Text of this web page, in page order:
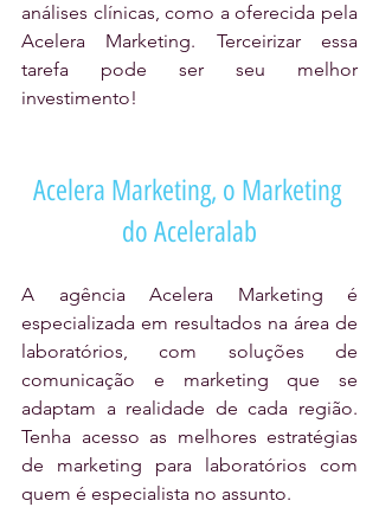
análises clínicas, como a oferecida pela
Acelera Marketing. Terceirizar essa
tarefa pode ser seu melhor
investimento!
Acelera Marketing, o Marketing
do Aceleralab
A agência Acelera Marketing é
especializada em resultados na área de
laboratórios, com soluções de
comunicação e marketing que se
adaptam a realidade de cada região.
Tenha acesso as melhores estratégias
de marketing para laboratórios com
quem é especialista no assunto.